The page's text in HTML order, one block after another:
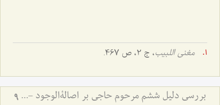
مغنی اللبیب، ج 2، ص 467.
بررسی دلیل ششم مرحوم حاجی بر اصالةالوجود - و امکان تحقق قسم سوم قضایا 9